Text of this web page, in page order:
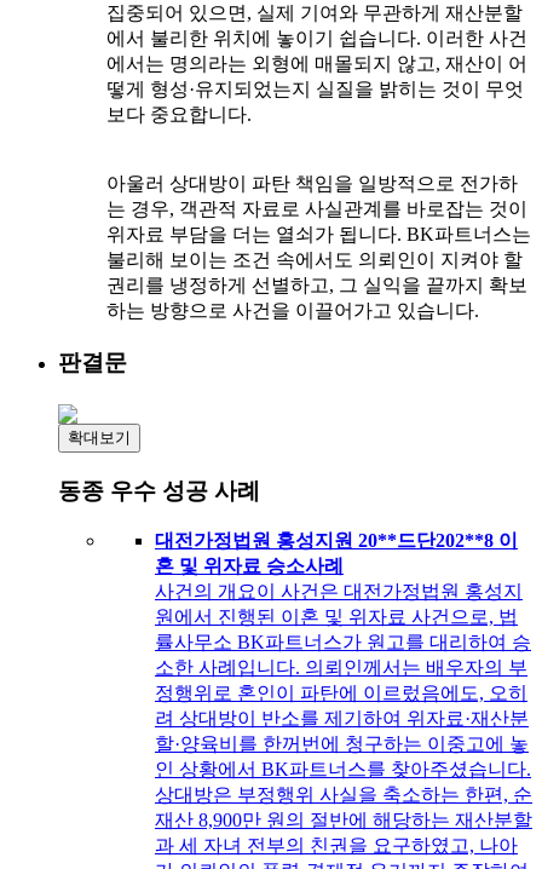
집중되어 있으면, 실제 기여와 무관하게 재산분할
에서 불리한 위치에 놓이기 쉽습니다. 이러한 사건
에서는 명의라는 외형에 매몰되지 않고, 재산이 어
떻게 형성·유지되었는지 실질을 밝히는 것이 무엇
보다 중요합니다.
아울러 상대방이 파탄 책임을 일방적으로 전가하
는 경우, 객관적 자료로 사실관계를 바로잡는 것이
위자료 부담을 더는 열쇠가 됩니다. BK파트너스는
불리해 보이는 조건 속에서도 의뢰인이 지켜야 할
권리를 냉정하게 선별하고, 그 실익을 끝까지 확보
하는 방향으로 사건을 이끌어가고 있습니다.
판결문
동종 우수 성공 사례
대전가정법원 홍성지원 20**드단202**8 이
혼 및 위자료 승소사례
사건의 개요이 사건은 대전가정법원 홍성지
원에서 진행된 이혼 및 위자료 사건으로, 법
률사무소 BK파트너스가 원고를 대리하여 승
소한 사례입니다. 의뢰인께서는 배우자의 부
정행위로 혼인이 파탄에 이르렀음에도, 오히
려 상대방이 반소를 제기하여 위자료·재산분
할·양육비를 한꺼번에 청구하는 이중고에 놓
인 상황에서 BK파트너스를 찾아주셨습니다.
상대방은 부정행위 사실을 축소하는 한편, 순
재산 8,900만 원의 절반에 해당하는 재산분할
과 세 자녀 전부의 친권을 요구하였고, 나아